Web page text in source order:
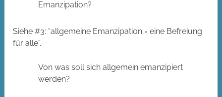
Emanzipation?
Siehe #3: “allgemeine Emanzipation = eine Befreiung
für alle”.
Von was soll sich allgemein emanzipiert
werden?